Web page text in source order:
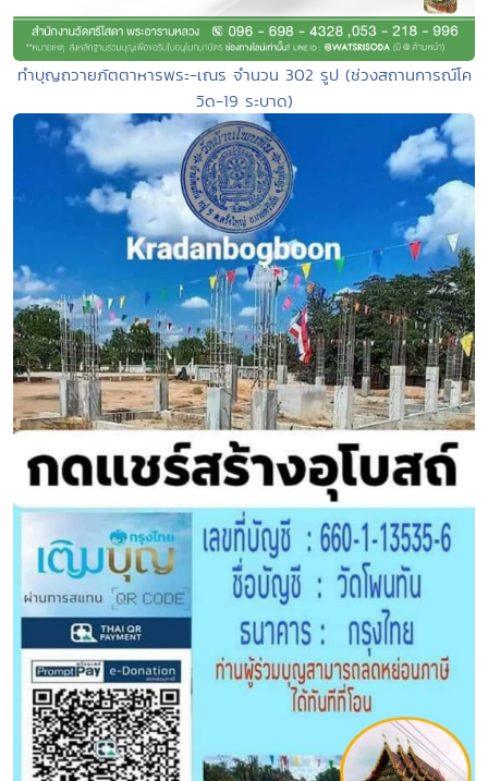
ทำบุญถวายภัตตาหารพระ-เณร จำนวน 302 รูป (ช่วงสถานการณ์โค
วิด-19 ระบาด)